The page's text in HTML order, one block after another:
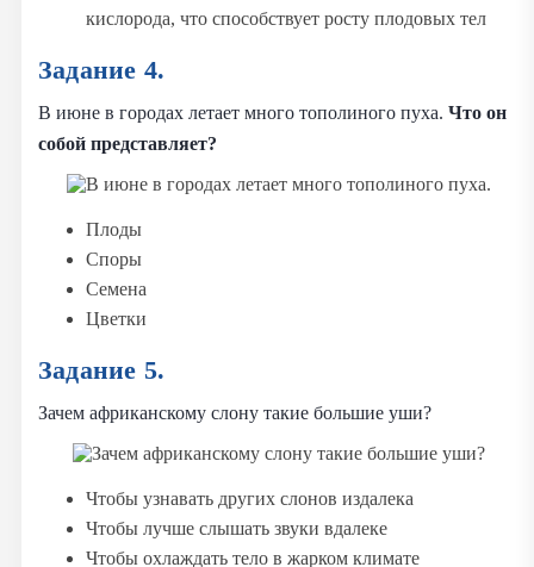
кислорода, что способствует росту плодовых тел
Задание 4.
В июне в городах летает много тополиного пуха. Что он
собой представляет?
Плоды
Споры
Семена
Цветки
Задание 5.
Зачем африканскому слону такие большие уши?
Чтобы узнавать других слонов издалека
Чтобы лучше слышать звуки вдалеке
Чтобы охлаждать тело в жарком климате